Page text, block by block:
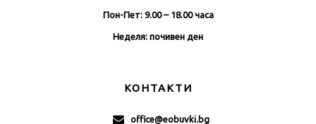
Пон-Пет: 9.00 – 18.00 часа
Неделя: почивен ден
КОНТАКТИ
office@eobuvki.bg